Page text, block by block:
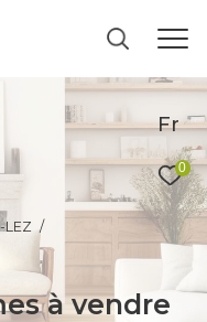
Fr
0
LEZ
à vendre